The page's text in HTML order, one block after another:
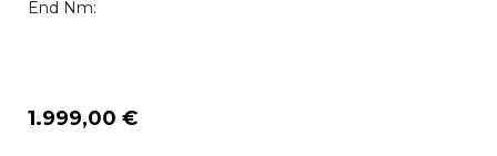
End Nm:
1.999,00 €